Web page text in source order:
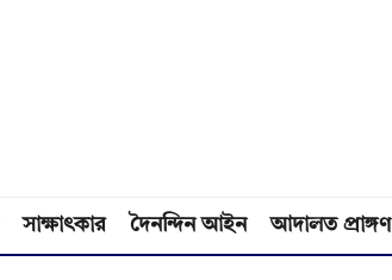
সাক্ষাৎকার দৈনন্দিন আইন আদালত প্রাঙ্গণ